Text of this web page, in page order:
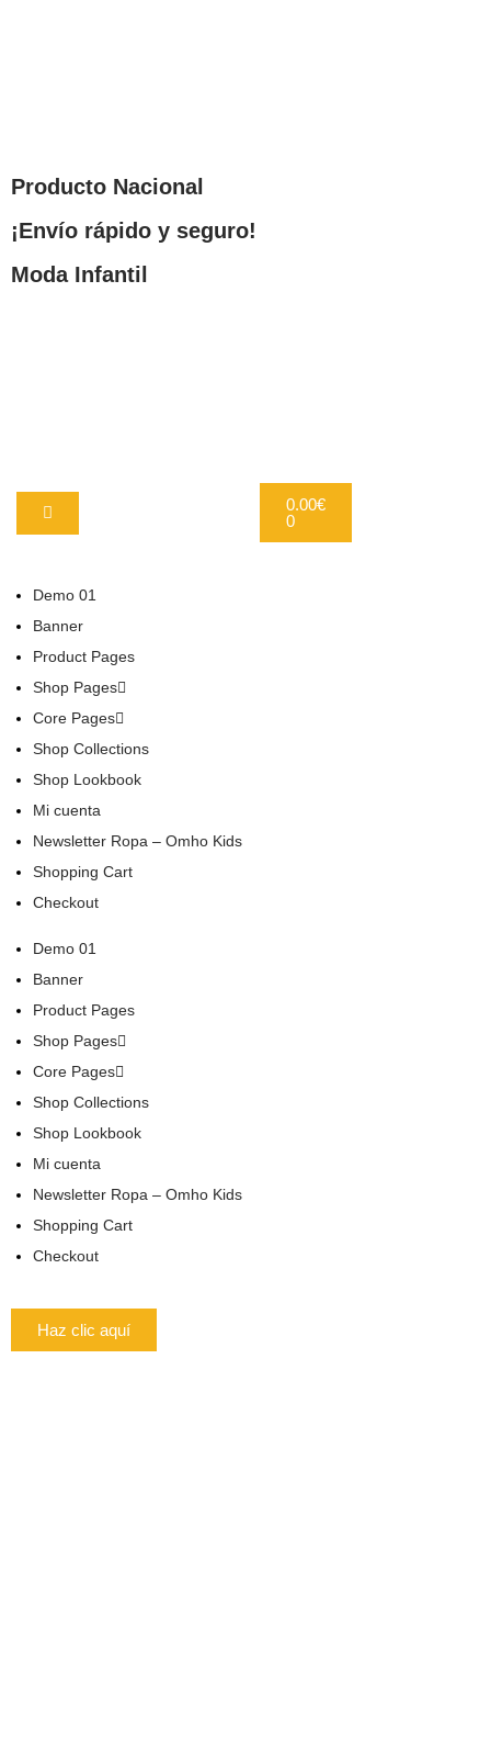
Producto Nacional
¡Envío rápido y seguro!
Moda Infantil
0.00€
0
Demo 01
Banner
Product Pages
Shop Pages
Core Pages
Shop Collections
Shop Lookbook
Mi cuenta
Newsletter Ropa – Omho Kids
Shopping Cart
Checkout
Demo 01
Banner
Product Pages
Shop Pages
Core Pages
Shop Collections
Shop Lookbook
Mi cuenta
Newsletter Ropa – Omho Kids
Shopping Cart
Checkout
Haz clic aquí